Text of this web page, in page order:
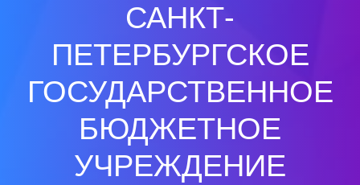
САНКТ-
ПЕТЕРБУРГСКОЕ
ГОСУДАРСТВЕННОЕ
БЮДЖЕТНОЕ
УЧРЕЖДЕНИЕ